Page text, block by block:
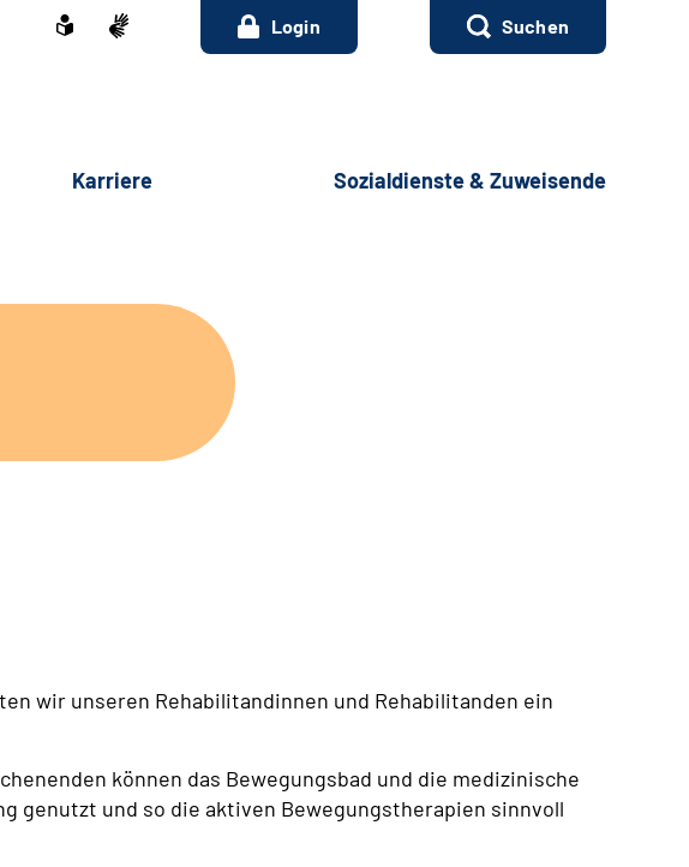
Login Suchen
Karriere Sozialdienste & Zuweisende
wir unseren Rehabilitandinnen und Rehabilitanden ein
können das Bewegungsbad und die medizinische
genutzt und so die aktiven Bewegungstherapien sinnvoll